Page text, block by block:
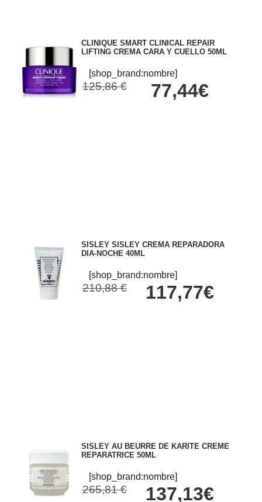
CLINIQUE SMART CLINICAL REPAIR
LIFTING CREMA CARA Y CUELLO 50ML
[shop_brand:nombre]
125,86 € 77,44€
SISLEY SISLEY CREMA REPARADORA
DIA-NOCHE 40ML
[shop_brand:nombre]
210,88 € 117,77€
SISLEY AU BEURRE DE KARITE CREME
REPARATRICE 50ML
[shop_brand:nombre]
265,81 € 137,13€